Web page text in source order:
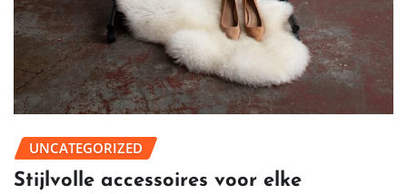
UNCATEGORIZED
Stijlvolle accessoires voor elke